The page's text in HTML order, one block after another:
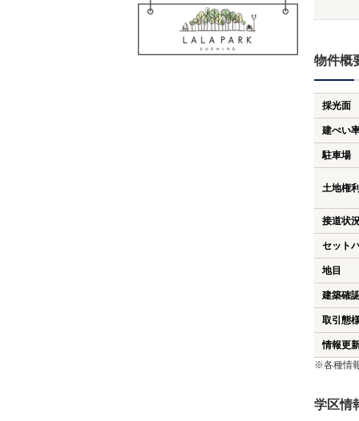
物件概
採光面
建ぺい
駐車場
土地権
接道状
セット
地目
建築確
取引態
情報更
※各種情
学区情